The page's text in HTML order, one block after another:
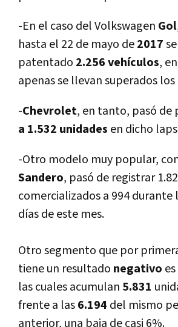
-En el caso del Volkswagen Gol
hasta el 22 de mayo de2017
patentado 2.256 vehí­culos,
apenas se llevan superados los
-Chevrolet, en tanto, pasó
a 1.532 unidades en dicho
-Otro modelo muy popular,
Sandero, pasó de registrar
comercializados a 994 durante
dí­as de este mes.
Otro segmento que por
tiene un resultado negativo
las cuales acumulan 5.831
frente a las6.194 del mismo
anterior, una baja de casi 6%.